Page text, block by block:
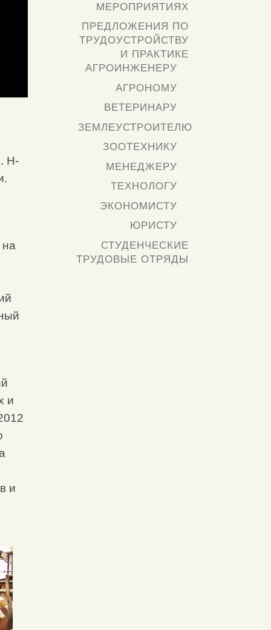
Н-
на
и
и
МЕРОПРИЯТИЯХ
ПРЕДЛОЖЕНИЯ ПО
ТРУДОУСТРОЙСТВУ
И ПРАКТИКЕ
АГРОИНЖЕНЕРУ
АГРОНОМУ
ВЕТЕРИНАРУ
ЗЕМЛЕУСТРОИТЕЛЮ
ЗООТЕХНИКУ
МЕНЕДЖЕРУ
ТЕХНОЛОГУ
ЭКОНОМИСТУ
ЮРИСТУ
СТУДЕНЧЕСКИЕ
ТРУДОВЫЕ ОТРЯДЫ